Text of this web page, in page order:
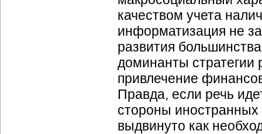
качеством учета
информатизация не
развития
доминанты
привлечение
Правда, если речь
стороны
выдвинуто как